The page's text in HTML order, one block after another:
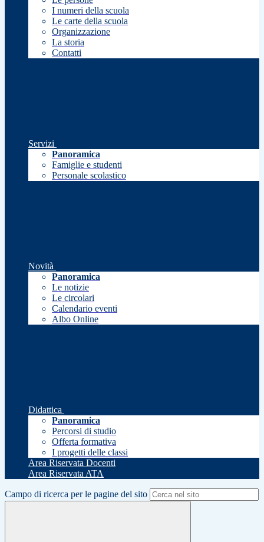
I numeri della scuola
Le carte della scuola
Organizzazione
La storia
Contatti
Servizi
Panoramica
Famiglie e studenti
Personale scolastico
Novità
Panoramica
Le notizie
Le circolari
Calendario eventi
Albo Online
Didattica
Panoramica
Percorsi di studio
Offerta formativa
I progetti delle classi
Area Riservata Docenti
Area Riservata ATA
Campo di ricerca per le pagine del sito